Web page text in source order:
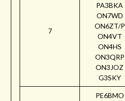
7
PA3BKA
ON7WD
ON6ZT/P
ON4VT
ON4HS
ON3QRP
ON3JOZ
G3SKY
PE6BMO